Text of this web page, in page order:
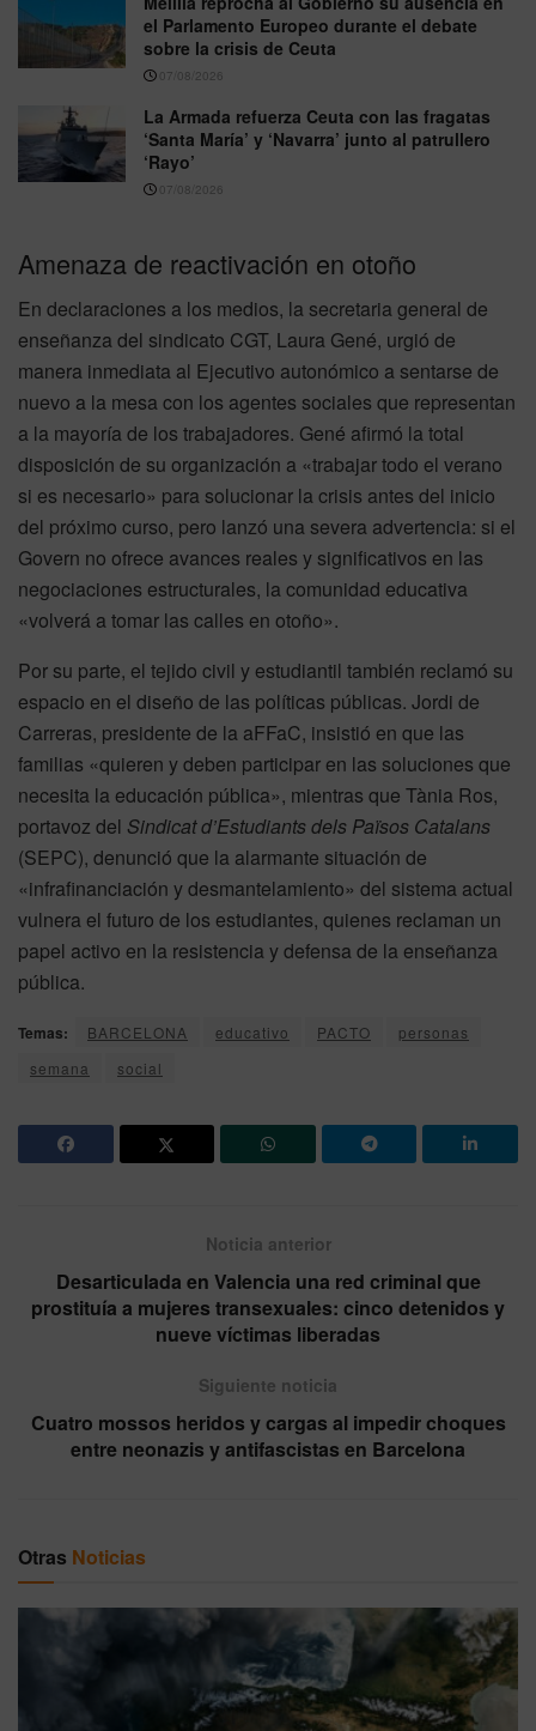
el Parlamento Europeo durante el debate
sobre la crisis de Ceuta
07/08/2026
La Armada refuerza Ceuta con las fragatas
‘Santa María’ y ‘Navarra’ junto al patrullero
‘Rayo’
07/08/2026
Amenaza de reactivación en otoño
En declaraciones a los medios, la secretaria general de
enseñanza del sindicato CGT, Laura Gené, urgió de
manera inmediata al Ejecutivo autonómico a sentarse de
nuevo a la mesa con los agentes sociales que representan
a la mayoría de los trabajadores. Gené afirmó la total
disposición de su organización a «trabajar todo el verano
si es necesario» para solucionar la crisis antes del inicio
del próximo curso, pero lanzó una severa advertencia: si el
Govern no ofrece avances reales y significativos en las
negociaciones estructurales, la comunidad educativa
«volverá a tomar las calles en otoño».
Por su parte, el tejido civil y estudiantil también reclamó su
espacio en el diseño de las políticas públicas. Jordi de
Carreras, presidente de la aFFaC, insistió en que las
familias «quieren y deben participar en las soluciones que
necesita la educación pública», mientras que Tània Ros,
portavoz del Sindicat d’Estudiants dels Països Catalans
(SEPC), denunció que la alarmante situación de
«infrafinanciación y desmantelamiento» del sistema actual
vulnera el futuro de los estudiantes, quienes reclaman un
papel activo en la resistencia y defensa de la enseñanza
pública.
Temas: BARCELONA educativo PACTO
personas
semana
social
Noticia anterior
Desarticulada en Valencia una red criminal que
prostituía a mujeres transexuales: cinco detenidos y
nueve víctimas liberadas
Siguiente noticia
Cuatro mossos heridos y cargas al impedir choques
entre neonazis y antifascistas en Barcelona
Otras Noticias